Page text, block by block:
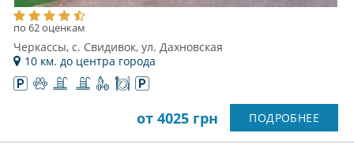
по 62 оценкам
Черкассы, с. Свидивок, ул. Дахновская
10 км. до центра города
от 4025 грн ПОДРОБНЕЕ